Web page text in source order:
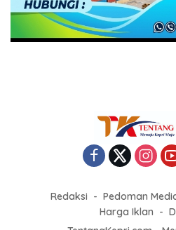
Redaksi Pedoman
Harga Iklan